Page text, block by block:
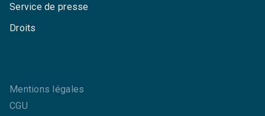
Service de presse
Droits
Mentions légales
CGU